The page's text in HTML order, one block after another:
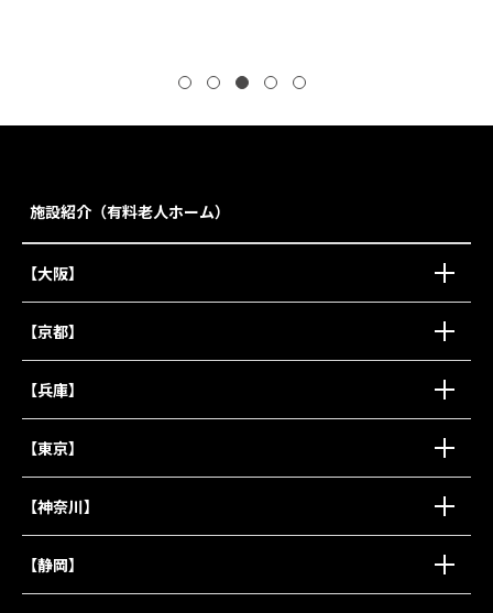
施設紹介（有料老人ホーム）
【大阪】
【京都】
【兵庫】
【東京】
【神奈川】
【静岡】